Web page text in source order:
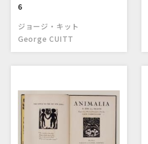
6
ジョージ・キット
George CUITT